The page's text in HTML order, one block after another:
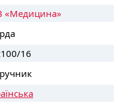
«Медицина»
16